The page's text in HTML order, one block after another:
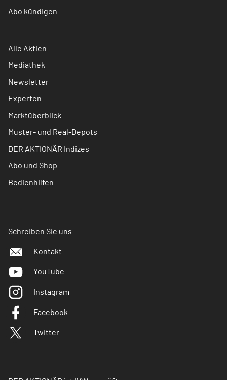
Abo kündigen
Alle Aktien
Mediathek
Newsletter
Experten
Marktüberblick
Muster- und Real-Depots
DER AKTIONÄR Indizes
Abo und Shop
Bedienhilfen
Schreiben Sie uns
Kontakt
YouTube
Instagram
Facebook
Twitter